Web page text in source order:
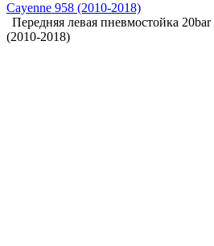
Cayenne 958 (2010-2018)
Передняя левая пневмостойка
(2010-2018)